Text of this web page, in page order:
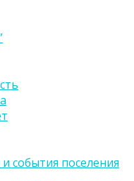
события поселения